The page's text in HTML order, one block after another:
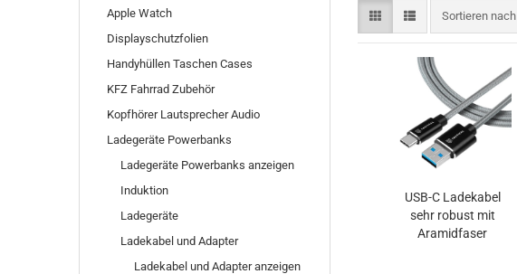
Sortieren nach
Sortieren nach
USB-C Ladekabel
sehr robust mit
Aramidfaser
Apple Watch
Displayschutzfolien
Handyhüllen Taschen Cases
KFZ Fahrrad Zubehör
Kopfhörer Lautsprecher Audio
Ladegeräte Powerbanks
Ladegeräte Powerbanks anzeigen
Induktion
Ladegeräte
Ladekabel und Adapter
Ladekabel und Adapter anzeigen